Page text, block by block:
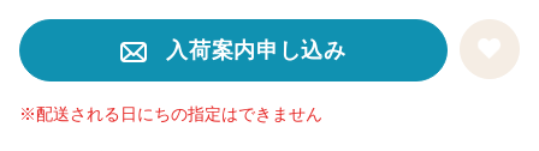
入荷案内申し込み
※配送される日にちの指定はできません